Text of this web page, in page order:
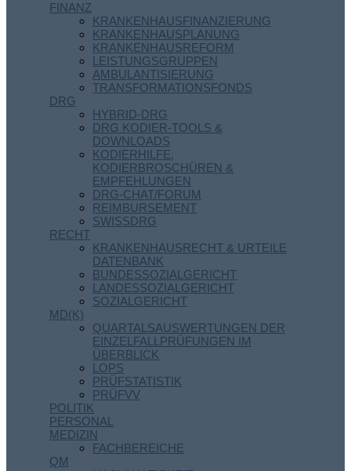
FINANZ
KRANKENHAUSFINANZIERUNG
KRANKENHAUSPLANUNG
KRANKENHAUSREFORM
LEISTUNGSGRUPPEN
AMBULANTISIERUNG
TRANSFORMATIONSFONDS
DRG
HYBRID-DRG
DRG KODIER-TOOLS &
DOWNLOADS
KODIERHILFE,
KODIERBROSCHÜREN &
EMPFEHLUNGEN
DRG-CHAT/FORUM
REIMBURSEMENT
SWISSDRG
RECHT
KRANKENHAUSRECHT & URTEILE
DATENBANK
BUNDESSOZIALGERICHT
LANDESSOZIALGERICHT
SOZIALGERICHT
MD(K)
QUARTALSAUSWERTUNGEN DER
EINZELFALLPRÜFUNGEN IM
ÜBERBLICK
LOPS
PRÜFSTATISTIK
PRÜFVV
POLITIK
PERSONAL
MEDIZIN
FACHBEREICHE
QM